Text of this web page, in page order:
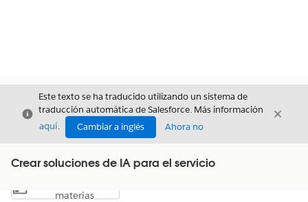
Cerrar
Este texto se ha traducido utilizando un sistema de
traducción automática de Salesforce. Más información
aquí. Cambiar a inglés Ahora no
Cerrar
Crear soluciones de IA para el servicio
Mostrar índice de materias
materias